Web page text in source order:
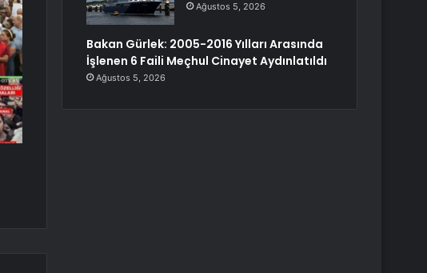
Ağustos 5, 2026
Bakan Gürlek: 2005-2016 Yılları Arasında
İşlenen 6 Faili Meçhul Cinayet Aydınlatıldı
Ağustos 5, 2026